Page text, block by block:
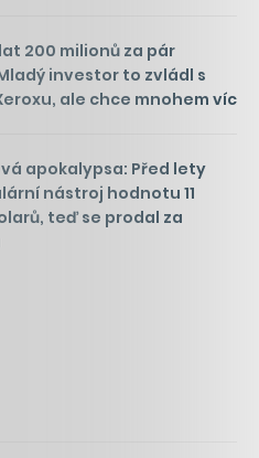
200 milionů za pár
investor to zvládl s
ale chce mnohem víc
apokalypsa: Před lety
nástroj hodnotu 11
teď se prodal za